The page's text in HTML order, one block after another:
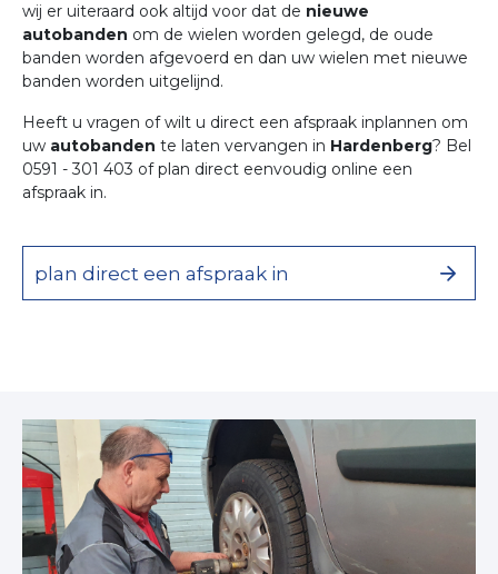
wij er uiteraard ook altijd voor dat de nieuwe
autobanden om de wielen worden gelegd, de oude
banden worden afgevoerd en dan uw wielen met nieuwe
banden worden uitgelijnd.
Heeft u vragen of wilt u direct een afspraak inplannen om
uw autobanden te laten vervangen in Hardenberg? Bel
0591 - 301 403 of plan direct eenvoudig online een
afspraak in.
plan direct een afspraak in